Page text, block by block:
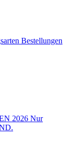
Bestellungen
2026 Nur